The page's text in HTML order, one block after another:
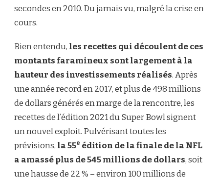
secondes en 2010. Du jamais vu, malgré la crise en
cours.
Bien entendu, les recettes qui découlent de ces
montants faramineux sont largement à la
hauteur des investissements réalisés. Après
une année record en 2017, et plus de 498 millions
de dollars générés en marge de la rencontre, les
recettes de l’édition 2021 du Super Bowl signent
un nouvel exploit. Pulvérisant toutes les
prévisions, la 55e édition de la finale de la NFL
a amassé plus de 545 millions de dollars, soit
une hausse de 22 % – environ 100 millions de